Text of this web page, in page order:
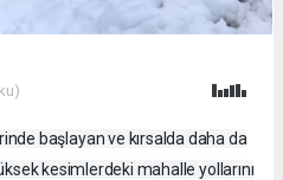
başlayan ve kırsalda daha da
kesimlerdeki mahalle yollarını